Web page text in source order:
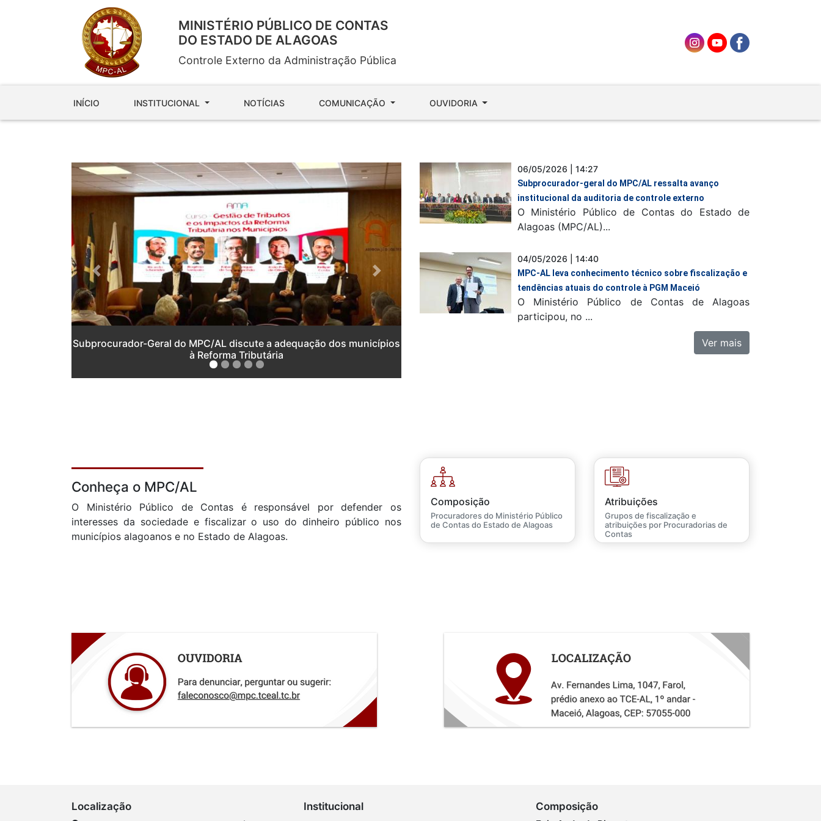
MINISTÉRIO PÚBLICO DE CONTAS
DO ESTADO DE ALAGOAS
Controle Externo da Administração Pública
INÍCIO INSTITUCIONAL NOTÍCIAS COMUNICAÇÃO OUVIDORIA
Subprocurador-Geral do MPC/AL discute a adequação dos municípios
à Reforma Tributária
Previous Next
06/05/2026 | 14:27
Subprocurador-geral do MPC/AL ressalta avanço
institucional da auditoria de controle externo
O Ministério Público de Contas do Estado de
Alagoas (MPC/AL)...
04/05/2026 | 14:40
MPC-AL leva conhecimento técnico sobre fiscalização e
tendências atuais do controle à PGM Maceió
O Ministério Público de Contas de Alagoas
participou, no ...
Ver mais
Conheça o MPC/AL
O Ministério Público de Contas é responsável por defender os
interesses da sociedade e fiscalizar o uso do dinheiro público nos
municípios alagoanos e no Estado de Alagoas.
Composição
Procuradores do Ministério Público
de Contas do Estado de Alagoas
Atribuições
Grupos de fiscalização e
atribuições por Procuradorias de
Contas
Localização
Institucional
Composição